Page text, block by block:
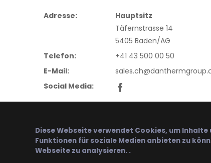
Adresse:
Hauptsitz
Täfernstrasse 14
5405 Baden/AG
Telefon:
+41 43 500 00 50
E-Mail:
Social Media:
Diese Webseite verwendet Cookies, um
Funktionen für soziale Medien anbieten zu
Webseite zu analysieren. .